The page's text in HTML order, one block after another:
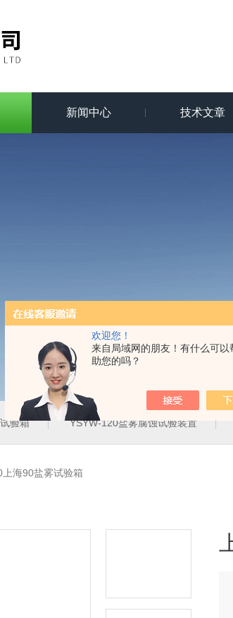
欢迎您！
来自局域网的朋友！有什么可以
助您的吗？
新闻中心 技术文章
验箱 YSYW-120盐雾腐蚀试验装置
上海90盐雾试验箱